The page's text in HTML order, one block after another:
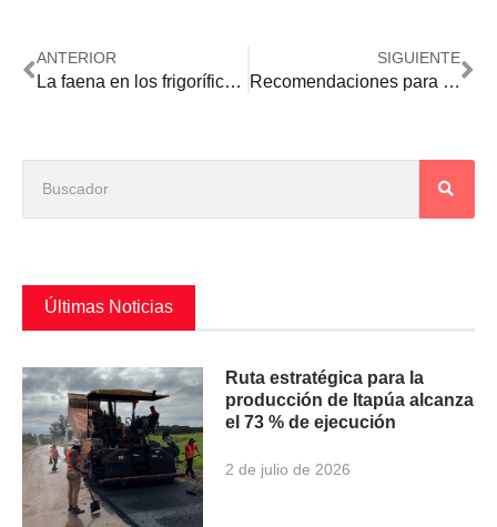
ANTERIOR
La faena en los frigoríficos locales disminuyó más de 19 %
SIGUIENTE
Recomendaciones para controlar las principales plagas que atacan a la soja
Últimas Noticias
Ruta estratégica para la
producción de Itapúa alcanza
el 73 % de ejecución
2 de julio de 2026